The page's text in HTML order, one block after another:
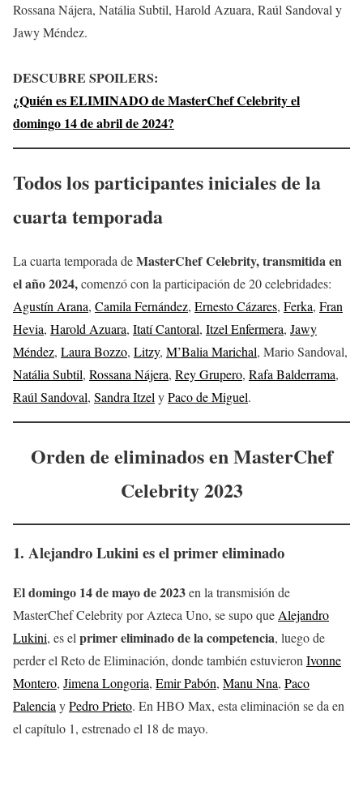
Rossana Nájera, Natália Subtil, Harold Azuara, Raúl Sandoval y
Jawy Méndez.
DESCUBRE SPOILERS:
¿Quién es ELIMINADO de MasterChef Celebrity el
domingo 14 de abril de 2024?
Todos los participantes iniciales de la
cuarta temporada
La cuarta temporada deMasterChef Celebrity, transmitida en
el año 2024,comenzó con la participación de 20 celebridades:
Agustín Arana, Camila Fernández, Ernesto Cázares, Ferka, Fran
Hevia, Harold Azuara, Itatí Cantoral, Itzel Enfermera, Jawy
Méndez, Laura Bozzo, Litzy, M’Balia Marichal, Mario Sandoval,
Natália Subtil, Rossana Nájera, Rey Grupero, Rafa Balderrama,
Raúl Sandoval, Sandra Itzel yPaco de Miguel.
Orden de eliminados en MasterChef
Celebrity 2023
1. Alejandro Lukini es el primer eliminado
El domingo 14 de mayo de 2023en la transmisión de
MasterChef Celebrity por Azteca Uno, se supo que Alejandro
Lukini, es el primer eliminado de la competencia, luego de
perder el Reto de Eliminación, donde también estuvieron Ivonne
Montero, Jimena Longoria, Emir Pabón, Manu Nna, Paco
Palencia yPedro Prieto. En HBO Max, esta eliminación se da en
el capítulo 1, estrenado el 18 de mayo.